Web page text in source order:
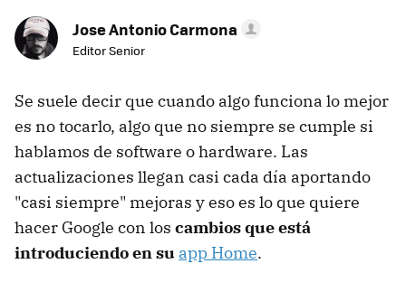
Jose Antonio Carmona
Editor Senior
Se suele decir que cuando algo funciona lo mejor
es no tocarlo, algo que no siempre se cumple si
hablamos de software o hardware. Las
actualizaciones llegan casi cada día aportando
"casi siempre" mejoras y eso es lo que quiere
hacer Google con los cambios que está
introduciendo en su app Home.